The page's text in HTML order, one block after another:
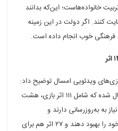
خانواده‌هاست؛ این‌که بدانند
کنند. اگر دولت در این زمینه
فرهنگی خوب انجام داده است.
ویدئویی امسال توضیح داد:
امسال ۱۴۶ بازی به جشنواره ارسال شده که شامل ۱۱۱ اثر بازی، هشت
به به‌روزرسانی دارند و
بازی‌سازان می‌خواهند بازی‌های خود را بهبود دهند و ۲۷ اثر هم برای